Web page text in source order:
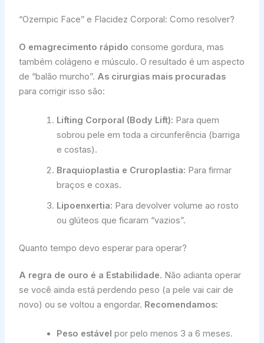
“Ozempic Face” e Flacidez Corporal: Como resolver?
O emagrecimento rápido consome gordura, mas
também colágeno e músculo. O resultado é um aspecto
de “balão murcho”. As cirurgias mais procuradas
para corrigir isso são:
Lifting Corporal (Body Lift): Para quem
sobrou pele em toda a circunferência (barriga
e costas).
Braquioplastia e Cruroplastia: Para firmar
braços e coxas.
Lipoenxertia: Para devolver volume ao rosto
ou glúteos que ficaram “vazios”.
Quanto tempo devo esperar para operar?
A regra de ouro é a Estabilidade. Não adianta operar
se você ainda está perdendo peso (a pele vai cair de
novo) ou se voltou a engordar. Recomendamos:
Peso estável por pelo menos 3 a 6 meses.